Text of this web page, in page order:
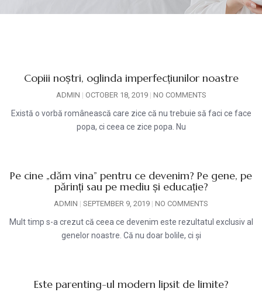
Copiii noștri, oglinda imperfecțiunilor noastre
ADMIN OCTOBER 18, 2019 NO COMMENTS
Există o vorbă românească care zice că nu trebuie să faci ce face
popa, ci ceea ce zice popa. Nu
Pe cine „dăm vina” pentru ce devenim? Pe gene, pe
părinți sau pe mediu și educație?
ADMIN SEPTEMBER 9, 2019 NO COMMENTS
Mult timp s-a crezut că ceea ce devenim este rezultatul exclusiv al
genelor noastre. Că nu doar bolile, ci și
Este parenting-ul modern lipsit de limite?